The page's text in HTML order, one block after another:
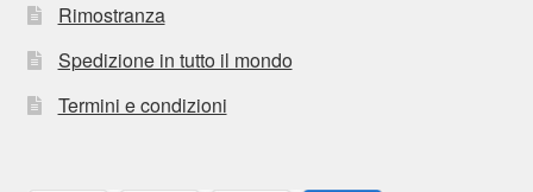
Rimostranza
Spedizione in tutto il mondo
Termini e condizioni